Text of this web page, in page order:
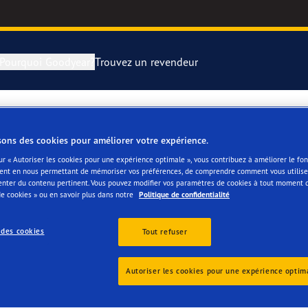
Pourquoi Goodyear?
F1 SuperSport
Performance 2
F1 Asymmetric 6
Trouvez un revendeur
SRL
des cookies pour améliorer votre expérience.
« Autoriser les cookies pour une expérience optimale », vous contribuez à améliorer le
en nous permettant de mémoriser vos préférences, de comprendre comment vous
du contenu pertinent. Vous pouvez modifier vos paramètres de cookies à tout moment
cookies » ou en savoir plus dans notre Politique de confidentialité
cookies Tout refuser
Autoriser les cookies pour une expérience